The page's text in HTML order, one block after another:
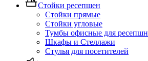
Стойки ресепшен
Стойки прямые
Стойки угловые
Тумбы офисные для ресепшн
Шкафы и Стеллажи
Стулья для посетителей